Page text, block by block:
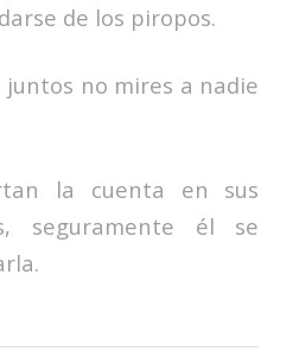
de los piropos.
no mires a nadie
la cuenta en sus
seguramente él se